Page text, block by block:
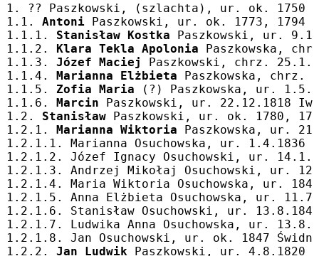
1. ?? Paszkowski, (szlachta), ur. ok. 1750
1.1. Antoni Paszkowski, ur. ok. 1773, 1794
1.1.1. Stanisław Kostka Paszkowski, ur.
1.1.2. Klara Tekla Apolonia Paszkowska,
1.1.3. Józef Maciej
Paszkowski, chrz.
1.1.4. Marianna Elżbieta Paszkowska, chrz.
1.1.5. Zofia Maria (?) Paszkowska, ur.
1.1.6. Marcin Paszkowski, ur. 22.12.1818
1.2. Stanisław Paszkowski, ur. ok. 1780,
1.2.1. Marianna Wiktoria Paszkowska, ur.
1.2.1.1. Marianna Osuchowska, ur. 1.4.1836
1.2.1.2. Józef Ignacy Osuchowski, ur.
1.2.1.3. Andrzej Mikołaj Osuchowski, ur.
1.2.1.4. Maria Wiktoria Osuchowska, ur.
1.2.1.5. Anna Elżbieta Osuchowska, ur.
1.2.1.6. Stanisław Osuchowski, ur.
1.2.1.7. Ludwika Anna Osuchowska, ur.
1.2.1.8. Jan Osuchowski, ur. ok. 1847
1.2.2. Jan Ludwik Paszkowski, ur. 4.8.1820